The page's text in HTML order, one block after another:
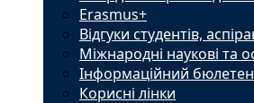
Erasmus+
Відгуки студентів,
Міжнародні наукові та
Інформаційний
Корисні лінки